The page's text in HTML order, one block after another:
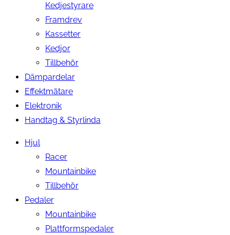
Kedjestyrare
Framdrev
Kassetter
Kedjor
Tillbehör
Dämpardelar
Effektmätare
Elektronik
Handtag & Styrlinda
Hjul
Racer
Mountainbike
Tillbehör
Pedaler
Mountainbike
Plattformspedaler